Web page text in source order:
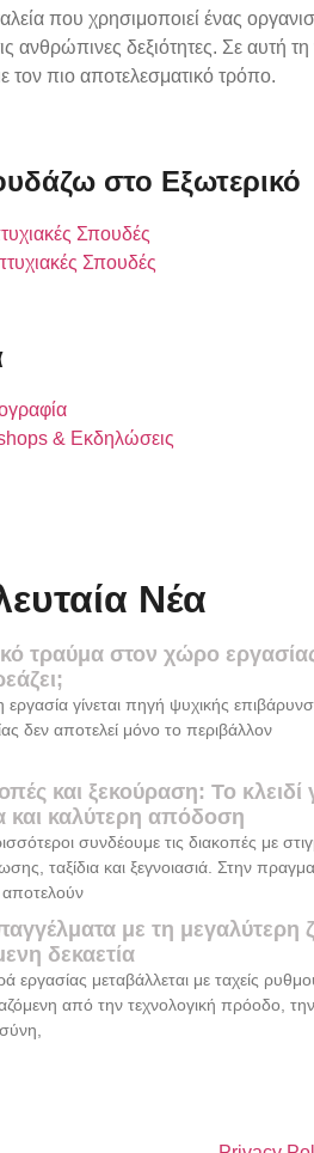
που χρησιμοποιεί ένας
ανθρώπινες δεξιότητες. Σε αυτή
τον πιο αποτελεσματικό τρόπο.
στο Εξωτερικό
Σπουδές
Σπουδές
& Εκδηλώσεις
Νέα
τραύμα στον χώρο
εργασία γίνεται πηγή ψυχικής
δεν αποτελεί μόνο το περιβάλλον
και ξεκούραση: Το κλειδί
και καλύτερη απόδοση
συνδέουμε τις διακοπές με
ταξίδια και ξεγνοιασιά. Στην
με τη μεγαλύτερη
δεκαετία
εργασίας μεταβάλλεται με ταχείς
από την τεχνολογική πρόοδο,